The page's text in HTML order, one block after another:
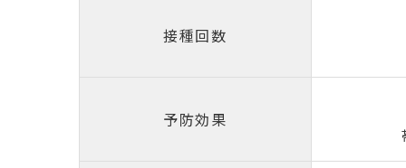
接種回数
予防効果